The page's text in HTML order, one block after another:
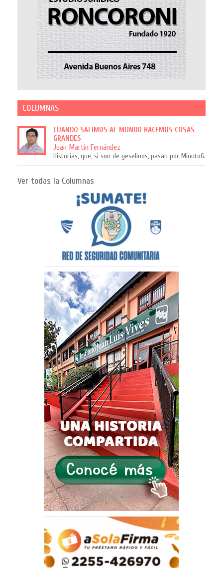
COLUMNAS
CUANDO SALIMOS AL MUNDO HACEMOS COSAS
GRANDES
Juan Martín Fernández
Historias, que, si son de geselinos, pasan por MinutoG.
Ver todas la Columnas